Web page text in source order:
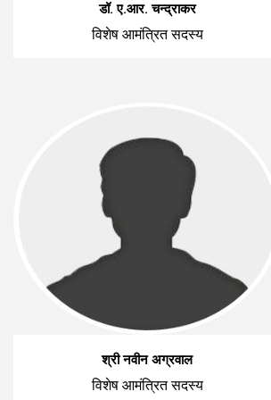
डॉ. ए.आर. चन्द्राकर
विशेष आमंत्रित सदस्य
श्री नवीन अग्रवाल
विशेष आमंत्रित सदस्य